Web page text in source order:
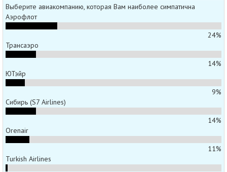
Выберите авиакомпанию, которая Вам наиболее симпатична
Аэрофлот
24%
Трансаэро
14%
ЮТэйр
9%
Сибирь (S7 Airlines)
14%
Orenair
11%
Turkish Airlines